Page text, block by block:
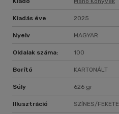
Kiadás éve 2025
Nyelv MAGYAR
Oldalak száma: 100
Borító KARTONÁLT
Súly 626 gr
Illusztráció SZÍNES/